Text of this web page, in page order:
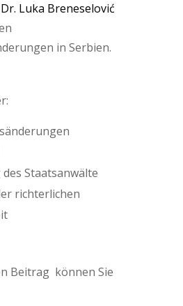
Dr. Luka Breneselović
in Serbien.
Staatsanwälte
richterlichen
Beitrag können Sie